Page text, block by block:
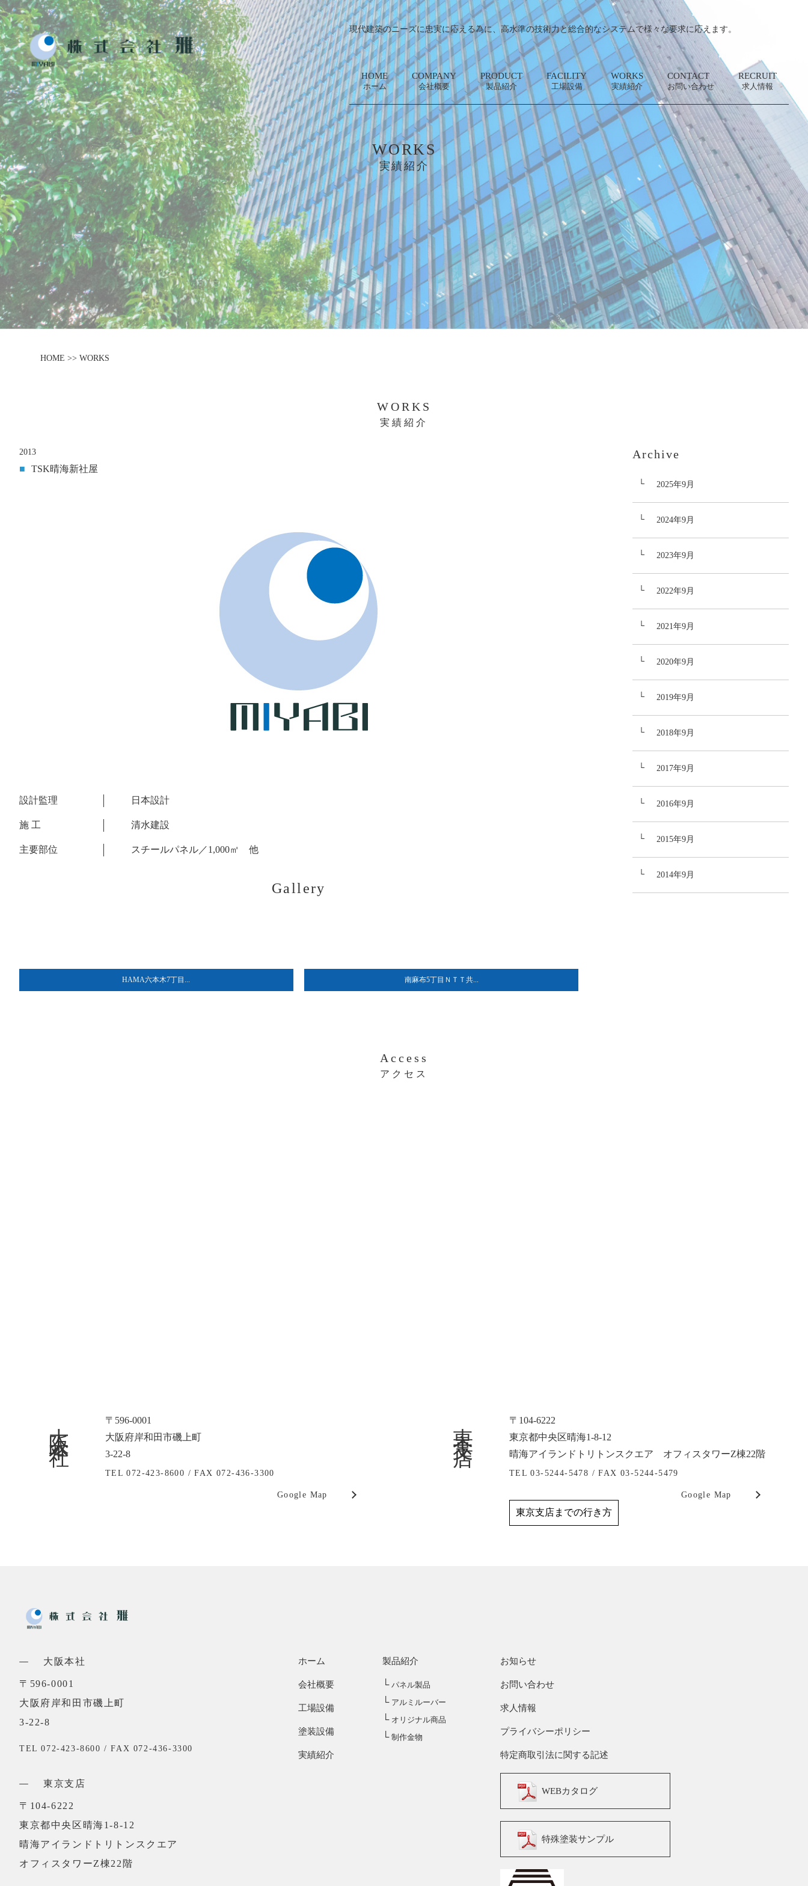
現代建築のニーズに忠実に応える為に、高水準の技術力と総合的なシステムで様々な要求に応えます。
HOME
ホーム
COMPANY
会社概要
PRODUCT
製品紹介
FACILITY
工場設備
WORKS
実績紹介
CONTACT
お問い合わせ
RECRUIT
求人情報
WORKS
実績紹介
HOME >> WORKS
WORKS
実績紹介
2013
■ TSK晴海新社屋
設計監理 日本設計
施 工 清水建設
主要部位 スチールパネル／1,000㎡ 他
Gallery
HAMA六本木7丁目... 南麻布5丁目ＮＴＴ共...
Archive
2025年9月
2024年9月
2023年9月
2022年9月
2021年9月
2020年9月
2019年9月
2018年9月
2017年9月
2016年9月
2015年9月
2014年9月
Access
アクセス
大阪本社
〒596-0001
大阪府岸和田市磯上町
3-22-8
TEL 072-423-8600 /FAX 072-436-3300
Google Map
東京支店
〒104-6222
東京都中央区晴海1-8-12
晴海アイランドトリトンスクエア オフィスタワーZ棟22階
TEL 03-5244-5478 /FAX 03-5244-5479
Google Map
東京支店までの行き方
大阪本社
〒596-0001
大阪府岸和田市磯上町
3-22-8
TEL 072-423-8600 / FAX 072-436-3300
東京支店
〒104-6222
東京都中央区晴海1-8-12
晴海アイランドトリトンスクエア
オフィスタワーZ棟22階
ホーム
会社概要
工場設備
塗装設備
実績紹介
製品紹介
└ パネル製品
└ アルミルーバー
└ オリジナル商品
└ 制作金物
お知らせ
お問い合わせ
求人情報
プライバシーポリシー
特定商取引法に関する記述
WEBカタログ
特殊塗装サンプル